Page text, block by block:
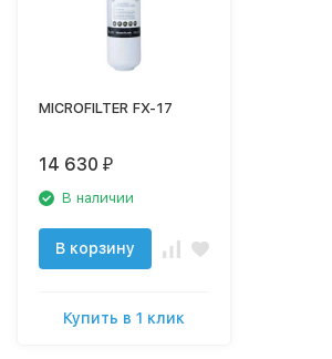
MICROFILTER FX-17
14 630 ₽
В наличии
В корзину
Купить в 1 клик